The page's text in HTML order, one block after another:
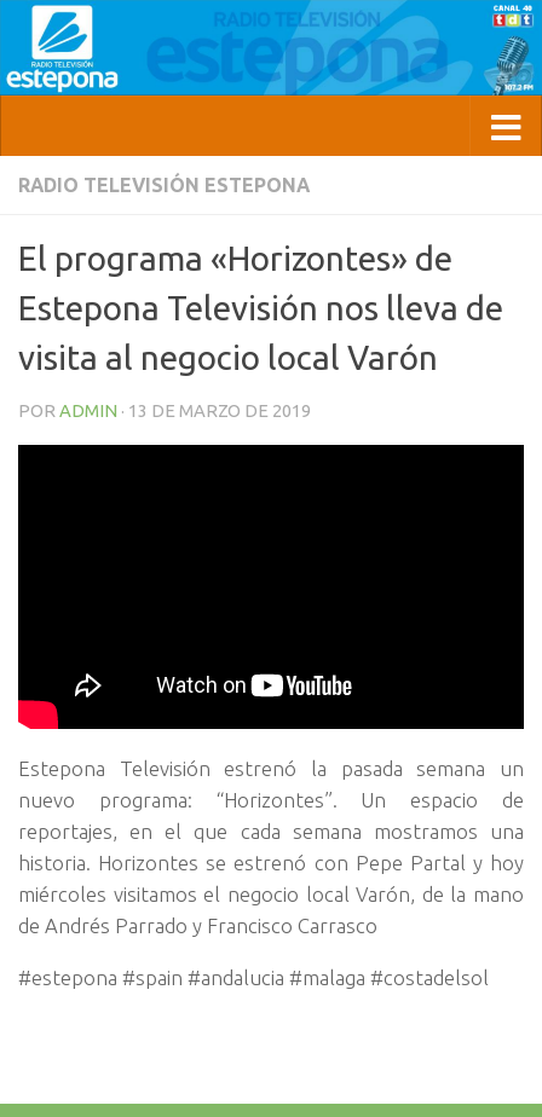
RADIO TELEVISIÓN ESTEPONA
El programa «Horizontes» de
Estepona Televisión nos lleva de
visita al negocio local Varón
POR ADMIN · 13 DE MARZO DE 2019
Estepona Televisión estrenó la pasada semana un
nuevo programa: “Horizontes”. Un espacio de
reportajes, en el que cada semana mostramos una
historia. Horizontes se estrenó con Pepe Partal y hoy
miércoles visitamos el negocio local Varón, de la mano
de Andrés Parrado y Francisco Carrasco
#estepona #spain #andalucia #malaga #costadelsol